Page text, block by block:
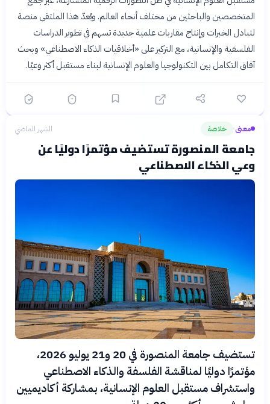
المتخصصين والباحثين من مختلف أنحاء العالم. ويُعدّ هذا الملتقى منصة
لتبادل الخبرات وإنتاج مقاربات علمية جديدة تسهم في تطوير الدراسات
الفلسفية والإنسانية، مع التركيز على «أخلاقيات الذكاء الاصطناعي» وبحث
آفاق التكامل بين التكنولوجيا والعلوم الإنسانية لبناء مستقبل أكثر وعيًا.
معنى› خلاصة الشهر الماضي
جامعة المنصورة تستضيف مؤتمرًا دوليًا عن
وعي الذكاء الاصطناعي
تستضيف جامعة المنصورة في 20 و21 يوليو 2026،
مؤتمرًا دوليًا لمناقشة الفلسفة والذكاء الاصطناعي
واستشراف مستقبل العلوم الإنسانية، بمشاركة أكاديميين